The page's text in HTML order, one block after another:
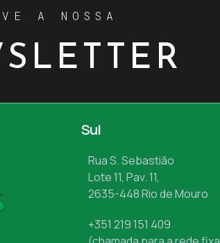
A NOSSA
Sul
Rua S. Sebastião
Lote 11, Pav. 11,
2635-448 Rio de Mouro
+351 219 151 409